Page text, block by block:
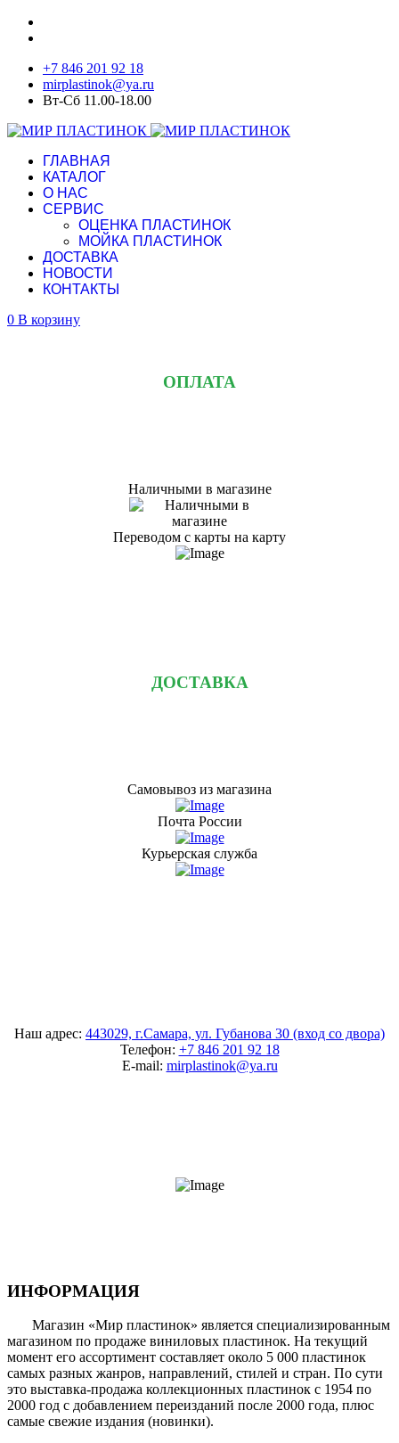
+7 846 201 92 18
mirplastinok@ya.ru
Вт-Сб 11.00-18.00
ГЛАВНАЯ
КАТАЛОГ
О НАС
СЕРВИС
ОЦЕНКА ПЛАСТИНОК
МОЙКА ПЛАСТИНОК
ДОСТАВКА
НОВОСТИ
КОНТАКТЫ
0 В корзину
ОПЛАТА
Наличными в магазине
Переводом с карты на карту
ДОСТАВКА
Самовывоз из магазина
Почта России
Курьерская служба
Наш адрес: 443029, г.Самара, ул. Губанова 30 (вход со двора)
Телефон: +7 846 201 92 18
E-mail: mirplastinok@ya.ru
ИНФОРМАЦИЯ
Магазин «Мир пластинок» является специализированным
магазином по продаже виниловых пластинок. На текущий
момент его ассортимент составляет около 5 000 пластинок
самых разных жанров, направлений, стилей и стран. По сути
это выставка-продажа коллекционных пластинок с 1954 по
2000 год с добавлением переизданий после 2000 года, плюс
самые свежие издания (новинки).